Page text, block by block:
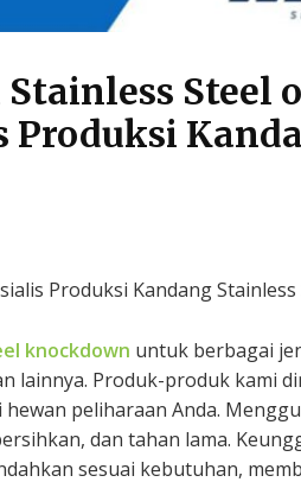
Steel
Produksi Kandang
knockdown untuk berbagai
lainnya. Produk-produk kami
peliharaan Anda.
dan tahan lama.
sesuai kebutuhan,